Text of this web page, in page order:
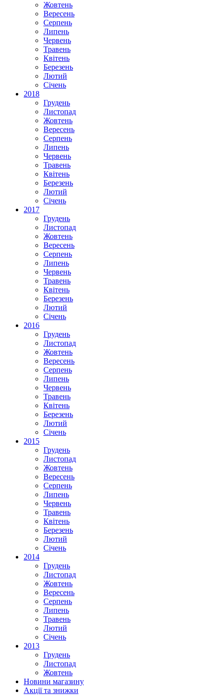
Жовтень
Вересень
Серпень
Липень
Червень
Травень
Квітень
Березень
Лютий
Січень
2018
Грудень
Листопад
Жовтень
Вересень
Серпень
Липень
Червень
Травень
Квітень
Березень
Лютий
Січень
2017
Грудень
Листопад
Жовтень
Вересень
Серпень
Липень
Червень
Травень
Квітень
Березень
Лютий
Січень
2016
Грудень
Листопад
Жовтень
Вересень
Серпень
Липень
Червень
Травень
Квітень
Березень
Лютий
Січень
2015
Грудень
Листопад
Жовтень
Вересень
Серпень
Липень
Червень
Травень
Квітень
Березень
Лютий
Січень
2014
Грудень
Листопад
Жовтень
Вересень
Серпень
Липень
Травень
Лютий
Січень
2013
Грудень
Листопад
Жовтень
Новини магазину
Акції та знижки